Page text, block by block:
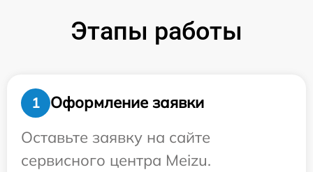
Этапы работы
1
Оформление заявки
Оставьте заявку на сайте
сервисного центра Meizu.